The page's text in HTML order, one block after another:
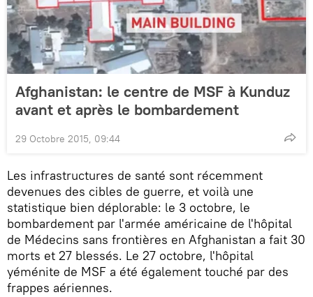
Afghanistan: le centre de MSF à Kunduz
avant et après le bombardement
29 Octobre 2015, 09:44
Les infrastructures de santé sont récemment
devenues des cibles de guerre, et voilà une
statistique bien déplorable: le 3 octobre, le
bombardement par l'armée américaine de l'hôpital
de Médecins sans frontières en Afghanistan a fait 30
morts et 27 blessés. Le 27 octobre, l'hôpital
yéménite de MSF a été également touché par des
frappes aériennes.